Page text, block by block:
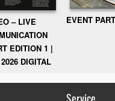
– LIVE
EDITION 1 |
DIGITAL
EVENT